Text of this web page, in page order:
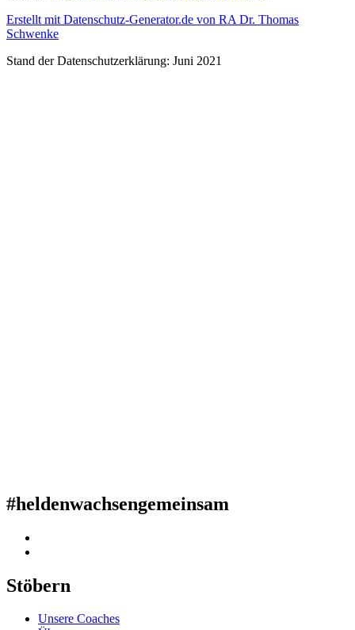
Erstellt mit Datenschutz-Generator.de von RA Dr. Thomas
Schwenke
Stand der Datenschutzerklärung: Juni 2021
#heldenwachsengemeinsam
Stöbern
Unsere Coaches